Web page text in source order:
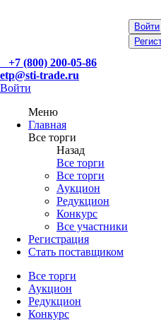
Войти
+7 (800) 200-05-86
etp@sti-trade.ru
Войти
Меню
Главная
Все торги
Назад
Все торги
Все торги
Аукцион
Редукцион
Конкурс
Все участники
Регистрация
Стать поставщиком
Все торги
Аукцион
Редукцион
Конкурс